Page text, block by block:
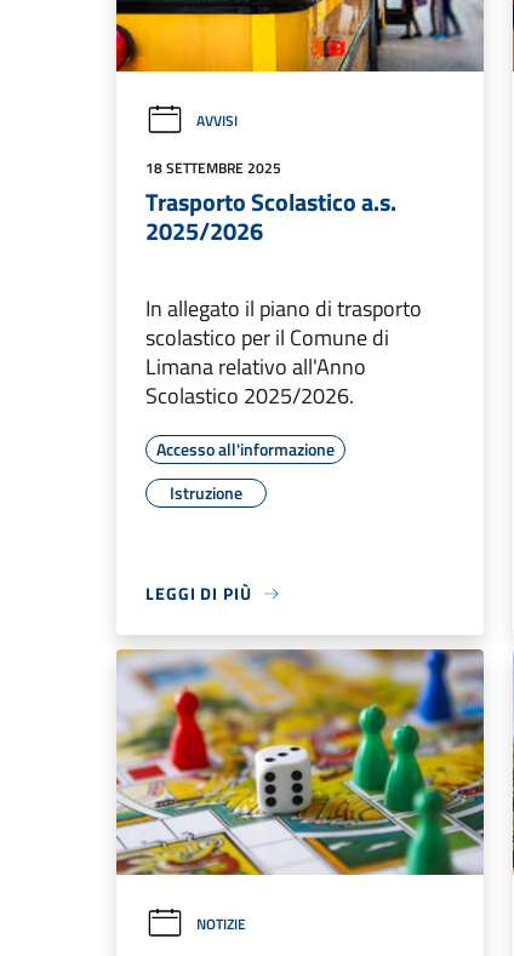
AVVISI
18 SETTEMBRE 2025
Trasporto Scolastico a.s.
2025/2026
In allegato il piano di trasporto
scolastico per il Comune di
Limana relativo all'Anno
Scolastico 2025/2026.
Accesso all'informazione
Istruzione
LEGGI DI PIÙ
NOTIZIE